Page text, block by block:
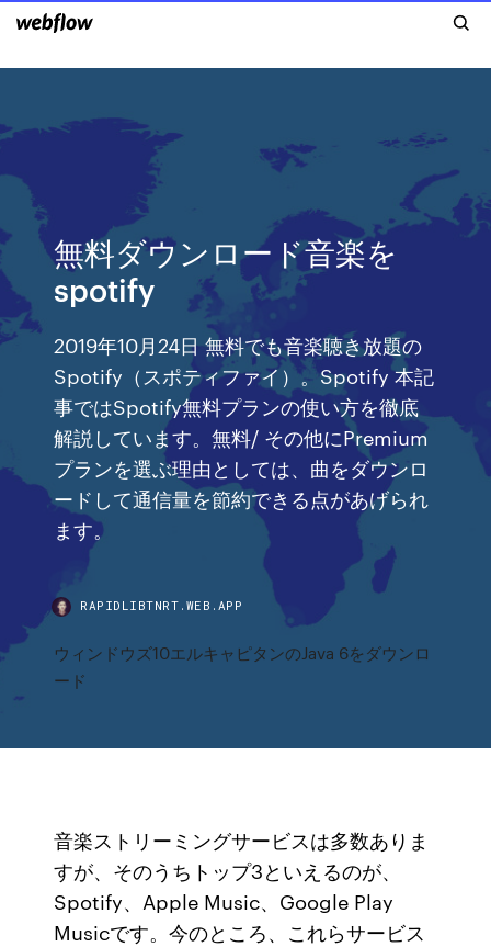
無料ダウンロード音楽を
spotify
2019年10月24日 無料でも音楽聴き放題の
Spotify（スポティファイ）。Spotify 本記
事ではSpotify無料プランの使い方を徹底
解説しています。無料/ その他にPremium
プランを選ぶ理由としては、曲をダウンロ
ードして通信量を節約できる点があげられ
ます。
RAPIDLIBTNRT.WEB.APP
ウィンドウズ10エルキャピタンのJava 6をダウンロ
ード
音楽ストリーミングサービスは多数ありま
すが、そのうちトップ3といえるのが、
Spotify、Apple Music、Google Play
Musicです。今のところ、これらサービス